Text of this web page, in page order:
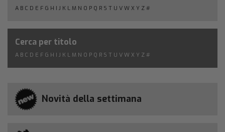
A B C D E F G H I J K L M N O P Q R S T U V W X Y Z #
Cerca per titolo
A B C D E F G H I J K L M N O P Q R S T U V W X Y Z #
Novità della settimana